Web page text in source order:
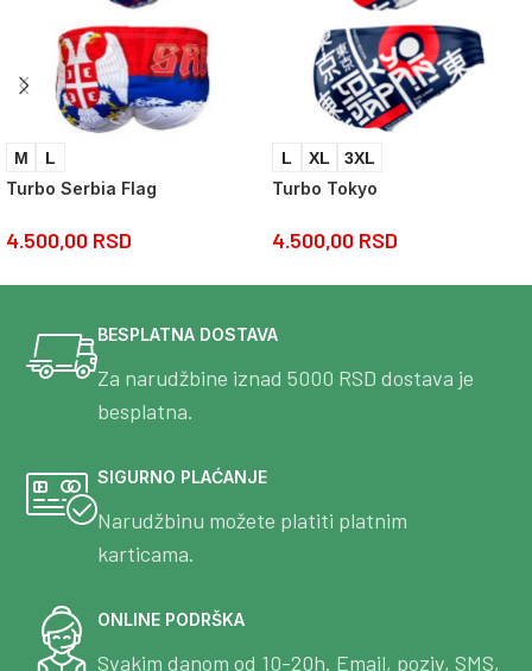
M L
Turbo Serbia Flag
4.500,00 RSD
L XL 3XL
Turbo Tokyo
4.500,00 RSD
BESPLATNA DOSTAVA
Za narudžbine iznad 5000 RSD dostava je
besplatna.
SIGURNO PLAĆANJE
Narudžbinu možete platiti platnim
karticama.
ONLINE PODRŠKA
Svakim danom od 10-20h. Email, poziv, SMS,